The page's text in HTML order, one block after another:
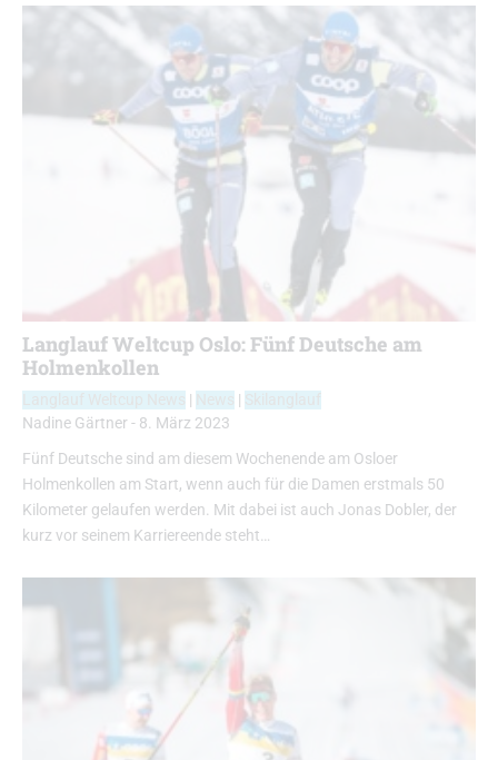
Langlauf Weltcup Oslo: Fünf Deutsche am
Holmenkollen
Nadine Gärtner - 8. März 2023
Fünf Deutsche sind am diesem Wochenende am Osloer
Holmenkollen am Start, wenn auch für die Damen erstmals 50
Kilometer gelaufen werden. Mit dabei ist auch Jonas Dobler, der
kurz vor seinem Karriereende steht…